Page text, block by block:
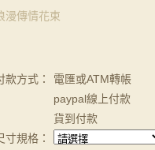
漫傳情花束
款方式：
電匯或ATM轉帳
paypal線上付款
貨到付款
寸規格：